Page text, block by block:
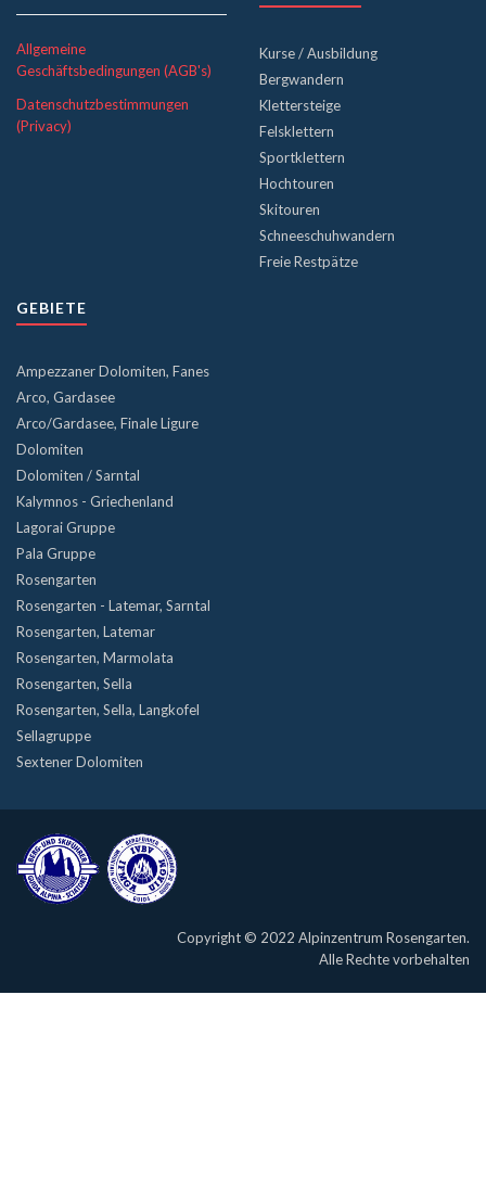
Allgemeine
Geschäftsbedingungen (AGB's)
Datenschutzbestimmungen
(Privacy)
Kurse / Ausbildung
Bergwandern
Klettersteige
Felsklettern
Sportklettern
Hochtouren
Skitouren
Schneeschuhwandern
Freie Restpätze
GEBIETE
Ampezzaner Dolomiten, Fanes
Arco, Gardasee
Arco/Gardasee, Finale Ligure
Dolomiten
Dolomiten / Sarntal
Kalymnos - Griechenland
Lagorai Gruppe
Pala Gruppe
Rosengarten
Rosengarten - Latemar, Sarntal
Rosengarten, Latemar
Rosengarten, Marmolata
Rosengarten, Sella
Rosengarten, Sella, Langkofel
Sellagruppe
Sextener Dolomiten
Copyright © 2022 Alpinzentrum Rosengarten.
Alle Rechte vorbehalten